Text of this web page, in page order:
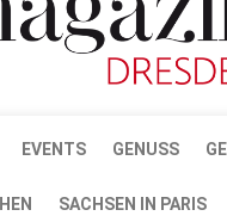
EVENTS GENUSS
SACHSEN IN PARIS